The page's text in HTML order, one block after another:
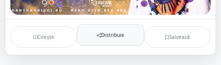
Citește Distribuie Salvează